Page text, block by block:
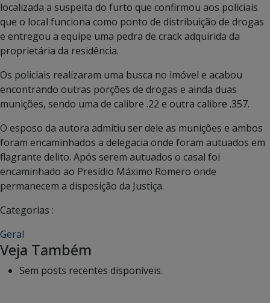
localizada a suspeita do furto que confirmou aos policiais
que o local funciona como ponto de distribuição de drogas
e entregou a equipe uma pedra de crack adquirida da
proprietária da residência.
Os policiais realizaram uma busca no imóvel e acabou
encontrando outras porções de drogas e ainda duas
munições, sendo uma de calibre .22 e outra calibre .357.
O esposo da autora admitiu ser dele as munições e ambos
foram encaminhados a delegacia onde foram autuados em
flagrante delito. Após serem autuados o casal foi
encaminhado ao Presídio Máximo Romero onde
permanecem a disposição da Justiça.
Categorias :
Geral
Veja Também
Sem posts recentes disponíveis.